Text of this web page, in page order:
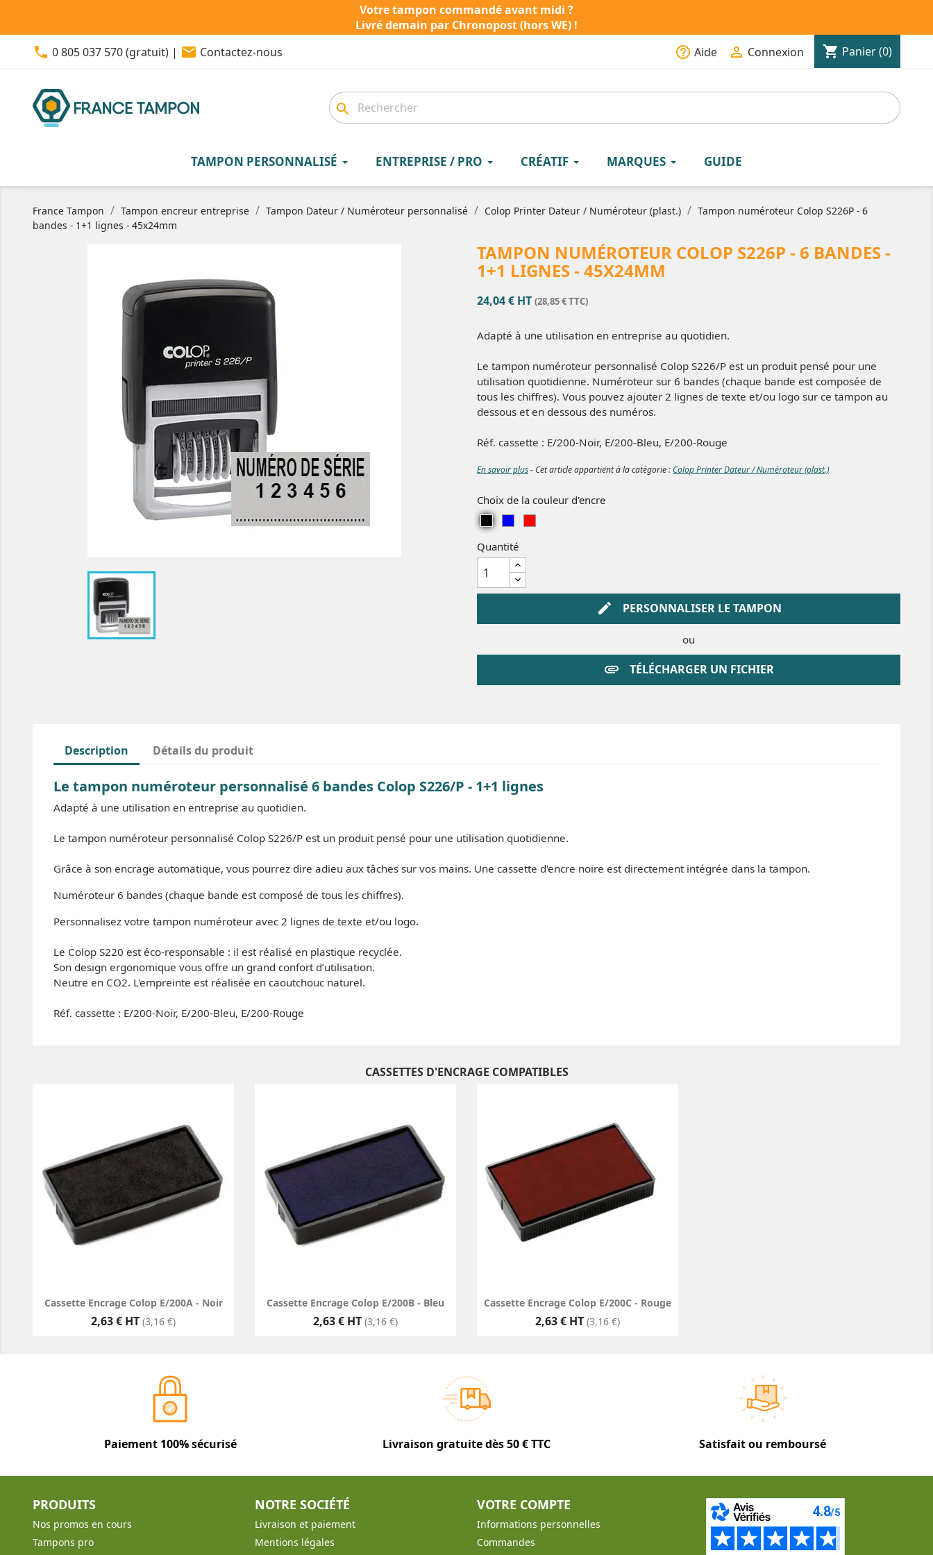
Votre tampon commandé avant midi ?
Livré demain par Chronopost (hors WE) !
phone 0 805 037 570 (gratuit) | email Contactez-nous help_outline Aide  Connexion shopping_cart Panier(0)
search
TAMPON PERSONNALISÉ ENTREPRISE / PRO CRÉATIF MARQUES GUIDE
France Tampon Tampon encreur entreprise Tampon Dateur / Numéroteur personnalisé Colop Printer Dateur / Numéroteur (plast.)
Tampon numéroteur Colop S226P - 6
bandes - 1+1 lignes - 45x24mm
TAMPON NUMÉROTEUR COLOP S226P - 6 BANDES -
1+1 LIGNES - 45X24MM
24,04 € HT (28,85 € TTC)
Adapté à une utilisation en entreprise au quotidien.
Le tampon numéroteur personnalisé Colop S226/P est un produit pensé pour une
utilisation quotidienne. Numéroteur sur 6 bandes (chaque bande est composée de
tous les chiffres). Vous pouvez ajouter 2 lignes de texte et/ou logo sur ce tampon au
dessous et en dessous des numéros.
Réf. cassette : E/200-Noir, E/200-Bleu, E/200-Rouge
En savoir plus- Cet article appartient à la catégorie :Colop Printer Dateur / Numéroteur (plast.)
Choix de la couleur d'encre
N
o
i
r
e
u
Quantité
edit PERSONNALISER LE TAMPON
ou
attachment TÉLÉCHARGER UN FICHIER
Description Détails du produit
Le tampon numéroteur personnalisé 6 bandes Colop S226/P - 1+1 lignes
Adapté à une utilisation en entreprise au quotidien.
Le tampon numéroteur personnalisé Colop S226/P est un produit pensé pour une utilisation quotidienne.
Grâce à son encrage automatique, vous pourrez dire adieu aux tâches sur vos mains. Une cassette d'encre noire est directement intégrée dans la tampon.
Numéroteur 6 bandes (chaque bande est composé de tous les chiffres).
Personnalisez votre tampon numéroteur avec 2 lignes de texte et/ou logo.
Le Colop S220 est éco-responsable : il est réalisé en plastique recyclée.
Son design ergonomique vous offre un grand confort d’utilisation.
Neutre en CO2. L'empreinte est réalisée en caoutchouc naturel.
Réf. cassette : E/200-Noir, E/200-Bleu, E/200-Rouge
CASSETTES D'ENCRAGE COMPATIBLES
Cassette Encrage Colop E/200A - Noir
Prix
2,63 € HT (3,16 €)
Cassette Encrage Colop E/200B - Bleu
Prix
2,63 € HT (3,16 €)
Cassette Encrage Colop E/200C - Rouge
Prix
2,63 € HT (3,16 €)
Paiement 100% sécurisé Livraison gratuite dès 50 € TTC Satisfait ou remboursé
PRODUITS
Nos promos en cours
Tampons pro
NOTRE SOCIÉTÉ
Livraison et paiement
Mentions légales
VOTRE COMPTE
Informations personnelles
Commandes